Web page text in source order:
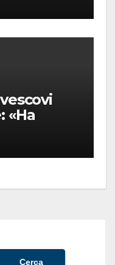
«Ha
dignità
Cerca